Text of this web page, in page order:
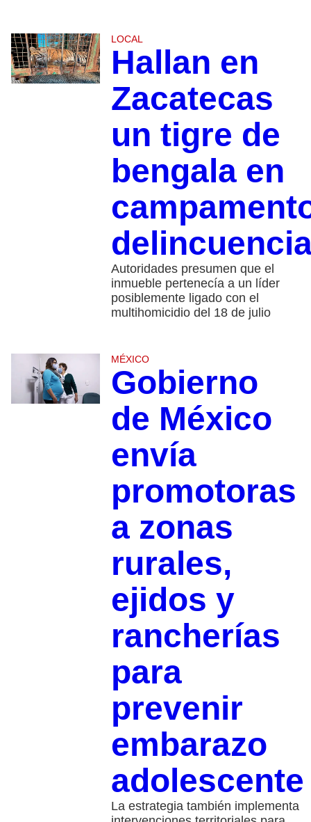
LOCAL
Hallan en
Zacatecas
un tigre de
bengala en
Autoridades presumen que el
inmueble pertenecía a un líder
posiblemente ligado con el
multihomicidio del 18 de julio
MÉXICO
Gobierno
de México
envía
promotoras
a zonas
rurales,
ejidos y
rancherías
para
prevenir
embarazo
adolescente
La estrategia también implementa